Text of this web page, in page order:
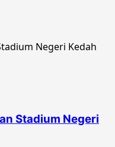
Stadium Negeri